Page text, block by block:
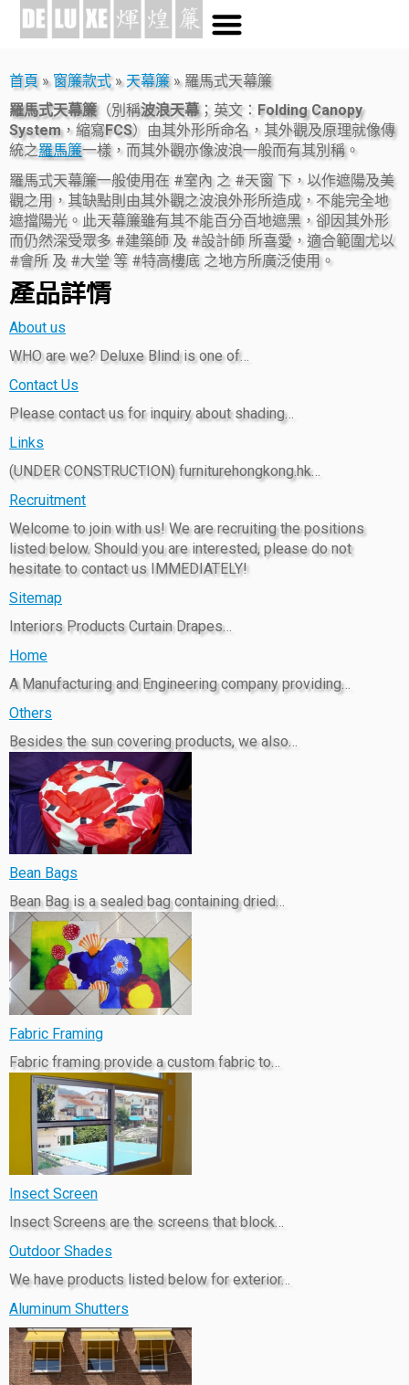
首頁 » 窗簾款式 » 天幕簾 » 羅馬式天幕簾
羅馬式天幕簾（別稱波浪天幕；英文： Folding Canopy
System，縮寫FCS）由其外形所命名，其外觀及原理就像傳
統之羅馬簾一樣，而其外觀亦像波浪一般而有其別稱。
羅馬式天幕簾一般使用在 #室內 之 #天窗 下，以作遮陽及美
觀之用，其缺點則由其外觀之波浪外形所造成，不能完全地
遮擋陽光。此天幕簾雖有其不能百分百地遮黑，卻因其外形
而仍然深受眾多 #建築師 及 #設計師 所喜愛，適合範圍尤以
#會所 及 #大堂 等 #特高樓底 之地方所廣泛使用。
產品詳情
About us
WHO are we? Deluxe Blind is one of…
Contact Us
Please contact us for inquiry about shading…
Links
(UNDER CONSTRUCTION) furniturehongkong.hk…
Recruitment
Welcome to join with us! We are recruiting the positions
listed below. Should you are interested, please do not
hesitate to contact us IMMEDIATELY!
Sitemap
Interiors Products Curtain Drapes…
Home
A Manufacturing and Engineering company providing…
Others
Besides the sun covering products, we also…
Bean Bags
Bean Bag is a sealed bag containing dried…
Fabric Framing
Fabric framing provide a custom fabric to…
Insect Screen
Insect Screens are the screens that block…
Outdoor Shades
We have products listed below for exterior…
Aluminum Shutters